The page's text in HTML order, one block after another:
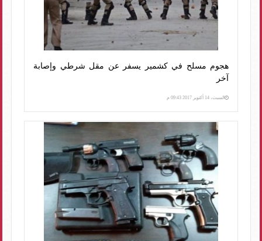
هجوم مسلح في كشمير يسفر عن مقل شرطي وإصابة
آخر
السبت، 14 أكتوبر 2017 09:43 م